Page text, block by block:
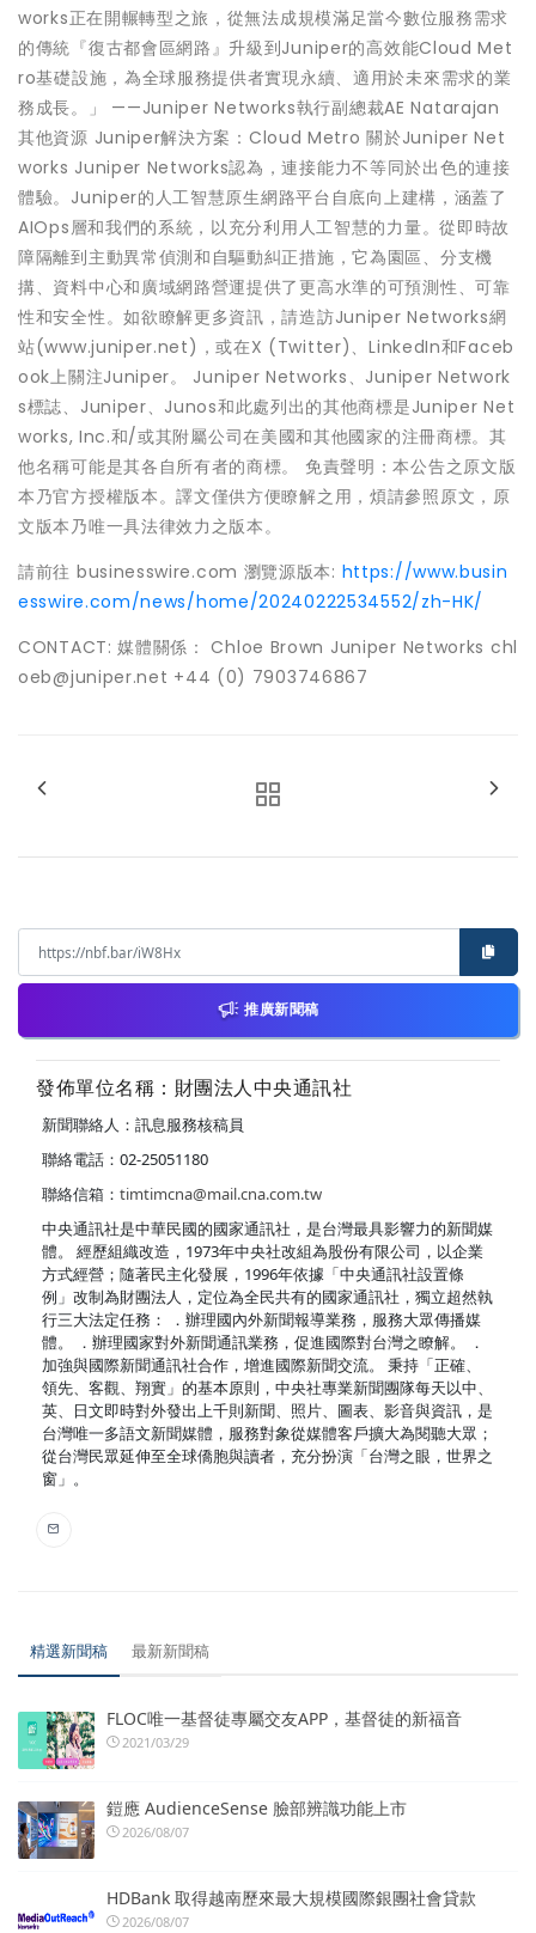
works正在開輾轉型之旅，從無法成規模滿足當今數位服務需求
的傳統『復古都會區網路』升級到Juniper的高效能Cloud Met
ro基礎設施，為全球服務提供者實現永續、適用於未來需求的業
務成長。」 ——Juniper Networks執行副總裁AE Natarajan
其他資源 Juniper解決方案：Cloud Metro 關於Juniper Net
works Juniper Networks認為，連接能力不等同於出色的連接
體驗。Juniper的人工智慧原生網路平台自底向上建構，涵蓋了
AIOps層和我們的系統，以充分利用人工智慧的力量。從即時故
障隔離到主動異常偵測和自驅動糾正措施，它為園區、分支機
搆、資料中心和廣域網路營運提供了更高水準的可預測性、可靠
性和安全性。如欲瞭解更多資訊，請造訪Juniper Networks網
站(www.juniper.net)，或在X (Twitter)、LinkedIn和Faceb
ook上關注Juniper。 Juniper Networks、Juniper Network
s標誌、Juniper、Junos和此處列出的其他商標是Juniper Net
works, Inc.和/或其附屬公司在美國和其他國家的注冊商標。其
他名稱可能是其各自所有者的商標。 免責聲明：本公告之原文版
本乃官方授權版本。譯文僅供方便瞭解之用，煩請參照原文，原
文版本乃唯一具法律效力之版本。
請前往 businesswire.com 瀏覽源版本: https://www.busin
esswire.com/news/home/20240222534552/zh-HK/
CONTACT: 媒體關係： Chloe Brown Juniper Networks chl
oeb@juniper.net +44 (0) 7903746867
推廣新聞稿
發佈單位名稱：財團法人中央通訊社
新聞聯絡人：訊息服務核稿員
聯絡電話：02-25051180
聯絡信箱： timtimcna@mail.cna.com.tw
中央通訊社是中華民國的國家通訊社，是台灣最具影響力的新聞媒
體。 經歷組織改造，1973年中央社改組為股份有限公司，以企業
方式經營；隨著民主化發展，1996年依據「中央通訊社設置條
例」改制為財團法人，定位為全民共有的國家通訊社，獨立超然執
行三大法定任務： ．辦理國內外新聞報導業務，服務大眾傳播媒
體。 ．辦理國家對外新聞通訊業務，促進國際對台灣之瞭解。 ．
加強與國際新聞通訊社合作，增進國際新聞交流。 秉持「正確、
領先、客觀、翔實」的基本原則，中央社專業新聞團隊每天以中、
英、日文即時對外發出上千則新聞、照片、圖表、影音與資訊，是
台灣唯一多語文新聞媒體，服務對象從媒體客戶擴大為閱聽大眾；
從台灣民眾延伸至全球僑胞與讀者，充分扮演「台灣之眼，世界之
窗」。
精選新聞稿 最新新聞稿
FLOC唯一基督徒專屬交友APP，基督徒的新福音
2021/03/29
鎧應 AudienceSense 臉部辨識功能上市
2026/08/07
HDBank 取得越南歷來最大規模國際銀團社會貸款
2026/08/07